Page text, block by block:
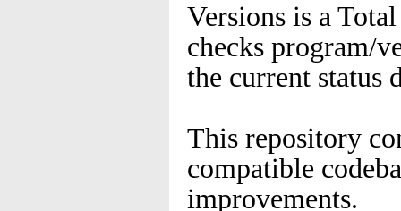
Versions is a
checks program/
the current status
This repository
compatible
improvements.